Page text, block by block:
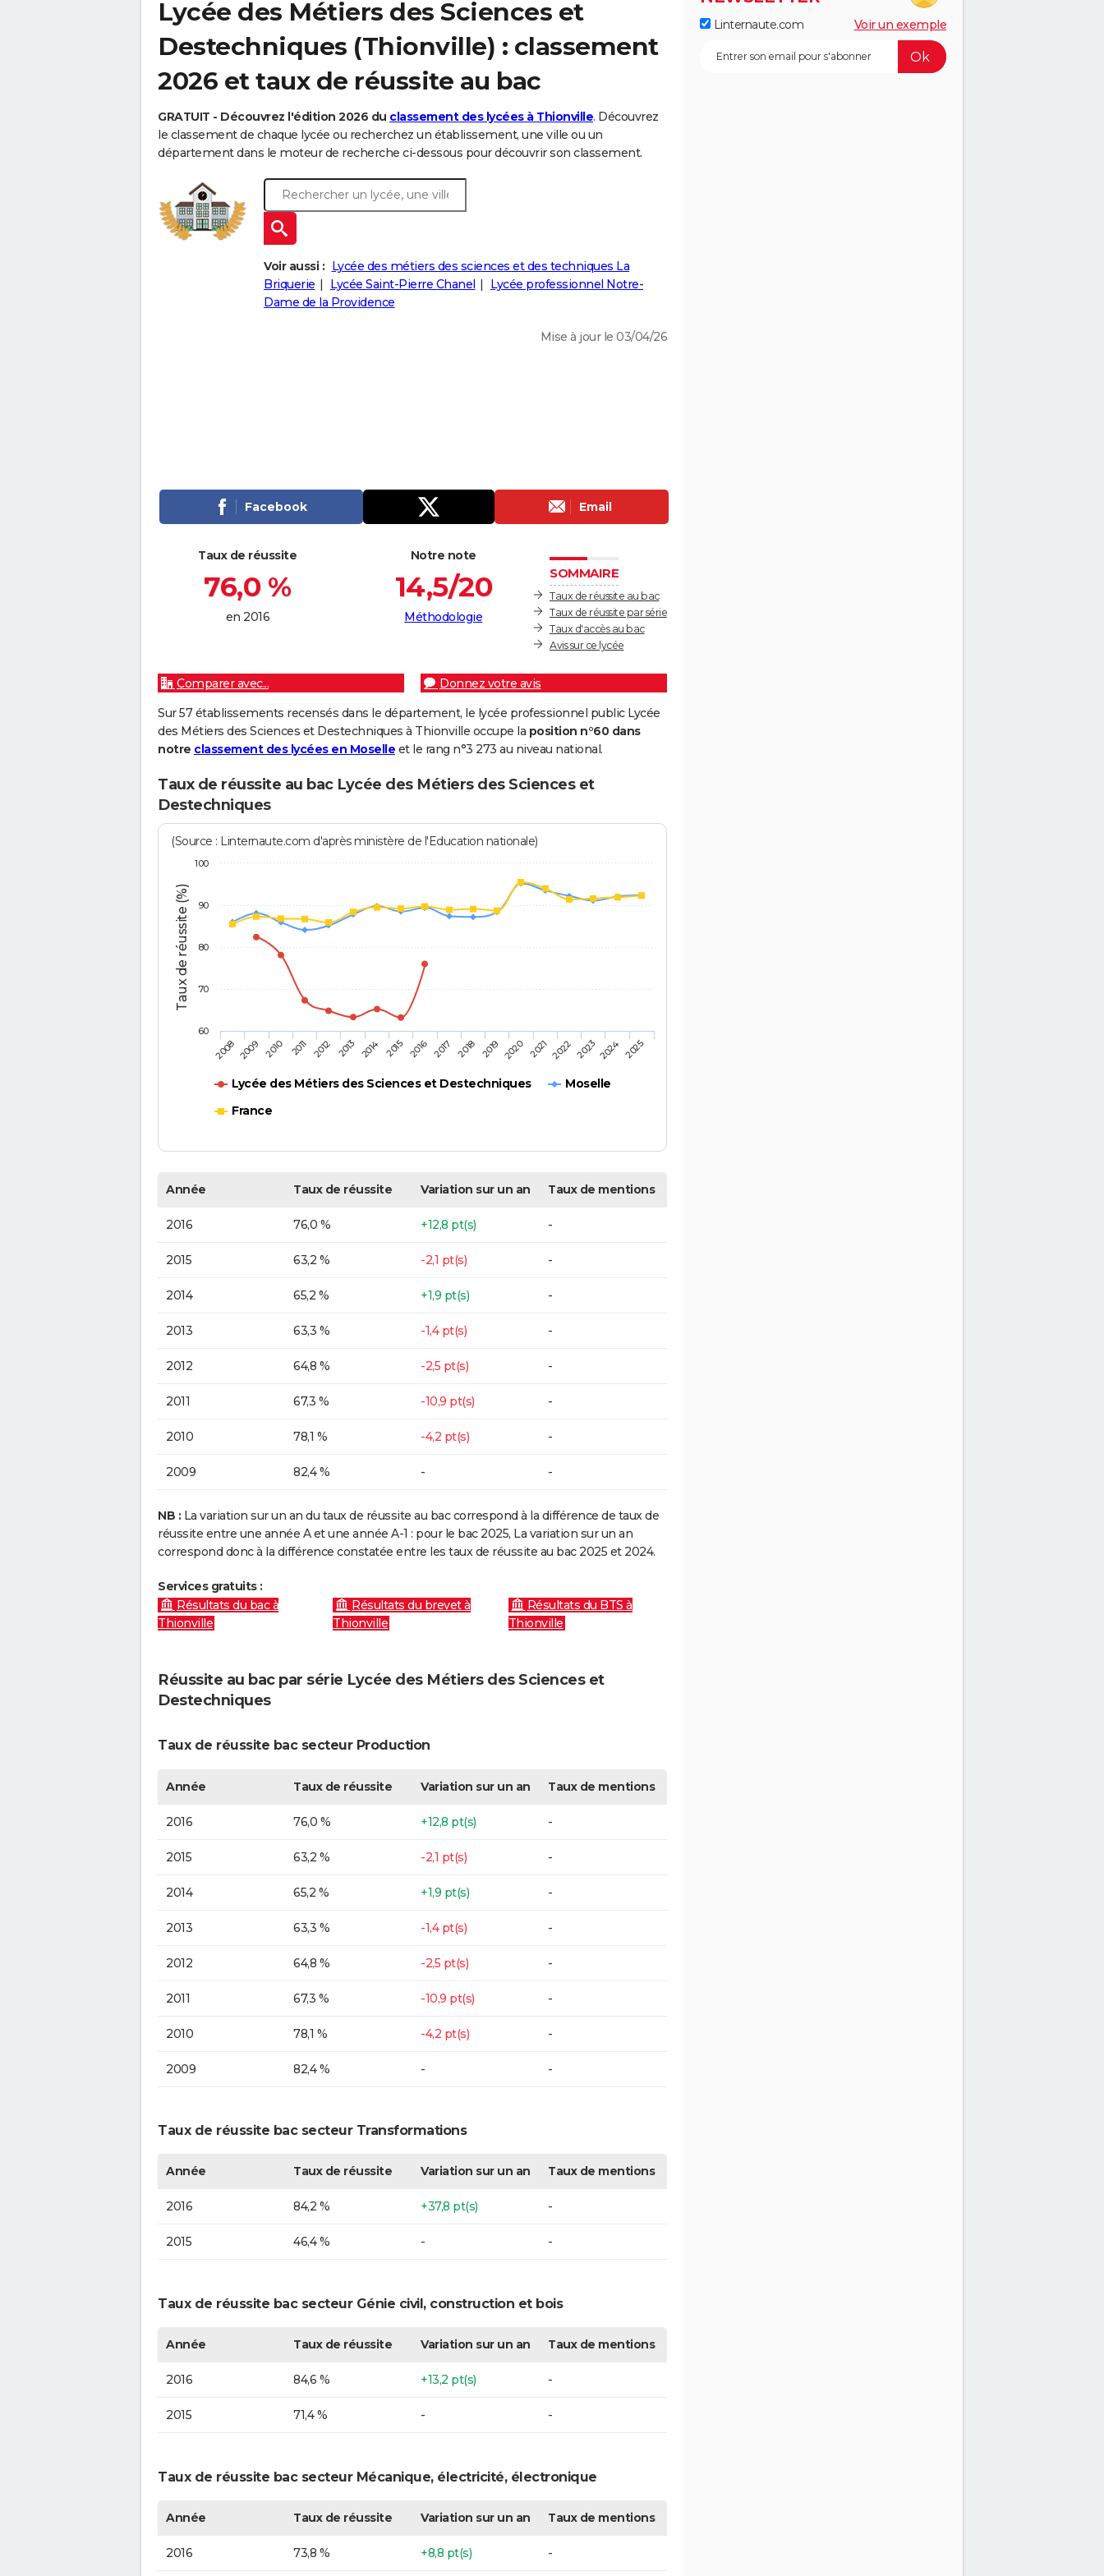
Lycée des Métiers des Sciences et
Destechniques (Thionville) : classement
2026 et taux de réussite au bac
GRATUIT - Découvrez l'édition 2026 du classement des lycées à Thionville. Découvrez
le classement de chaque lycée ou recherchez un établissement, une ville ou un
département dans le moteur de recherche ci-dessous pour découvrir son classement.
Voir aussi : Lycée des métiers des sciences et des techniques La
Briquerie
Lycée Saint-Pierre Chanel
Lycée professionnel Notre-
Dame de la Providence
Mise à jour le 03/04/26
Facebook Email
SOMMAIRE
Taux de réussite au bac
Taux de réussite par série
Taux d'accès au bac
Avis sur ce lycée
Taux de réussite
76,0 %
en 2016
Notre note
14,5/20
Méthodologie
Comparer avec...
Donnez votre avis
Sur 57 établissements recensés dans le département, le lycée professionnel public Lycée
des Métiers des Sciences et Destechniques à Thionville occupe la position n°60 dans
notre classement des lycées en Moselle et le rang n°3 273 au niveau national.
Taux de réussite au bac Lycée des Métiers des Sciences et
Destechniques
Taux de réussite (%)
(Source : Linternaute.com d'après ministère de l'Education nationale)
Lycée des Métiers des Sciences et Destechniques
Moselle
France
2008 2009 2010 2011 2012 2013 2014 2015 2016 2017 2018 2019 2020 2021 2022 2023 2024 2025
60
70
80
90
100
Année Taux de réussite Variation sur un an Taux de mentions
2016 76,0 % +12,8 pt(s) -
2015 63,2 % -2,1 pt(s) -
2014 65,2 % +1,9 pt(s) -
2013 63,3 % -1,4 pt(s) -
2012 64,8 % -2,5 pt(s) -
2011 67,3 % -10,9 pt(s) -
2010 78,1 % -4,2 pt(s) -
2009 82,4 % - -
NB : La variation sur un an du taux de réussite au bac correspond à la différence de taux de
réussite entre une année A et une année A-1 : pour le bac 2025, La variation sur un an
correspond donc à la différence constatée entre les taux de réussite au bac 2025 et 2024.
Services gratuits :
Résultats du bac à
Thionville
Résultats du brevet à
Thionville
Résultats du BTS à
Thionville
Réussite au bac par série Lycée des Métiers des Sciences et
Destechniques
Taux de réussite bac secteur Production
Année Taux de réussite Variation sur un an Taux de mentions
2016 76,0 % +12,8 pt(s) -
2015 63,2 % -2,1 pt(s) -
2014 65,2 % +1,9 pt(s) -
2013 63,3 % -1,4 pt(s) -
2012 64,8 % -2,5 pt(s) -
2011 67,3 % -10,9 pt(s) -
2010 78,1 % -4,2 pt(s) -
2009 82,4 % - -
Taux de réussite bac secteur Transformations
Année Taux de réussite Variation sur un an Taux de mentions
2016 84,2 % +37,8 pt(s) -
2015 46,4 % - -
Taux de réussite bac secteur Génie civil, construction et bois
Année Taux de réussite Variation sur un an Taux de mentions
2016 84,6 % +13,2 pt(s) -
2015 71,4 % - -
Taux de réussite bac secteur Mécanique, électricité, électronique
Année Taux de réussite Variation sur un an Taux de mentions
2016 73,8 % +8,8 pt(s) -
Linternaute.com Voir un exemple